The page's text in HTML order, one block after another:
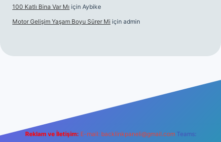
100 Katlı Bina Var Mı için Aybike
Motor Gelişim Yaşam Boyu Sürer Mi için admin
Reklam ve İletişim: E-mail: backlinkpaneli@gmail.com Teams: